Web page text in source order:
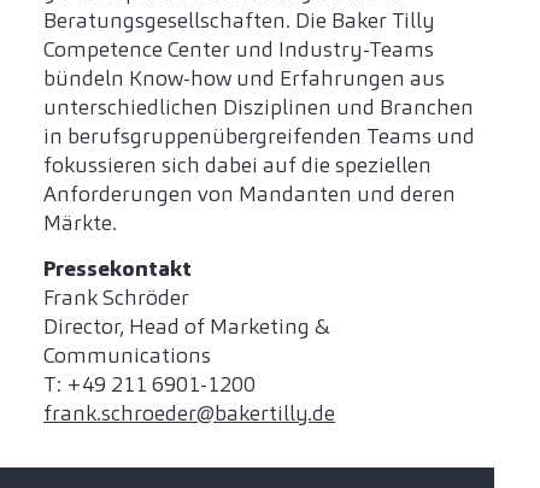
Beratungsgesellschaften. Die Baker Tilly
Competence Center und Industry-Teams
bündeln Know-how und Erfahrungen aus
unterschiedlichen Disziplinen und Branchen
in berufsgruppenübergreifenden Teams und
fokussieren sich dabei auf die speziellen
Anforderungen von Mandanten und deren
Märkte.
Pressekontakt
Frank Schröder
Director, Head of Marketing &
Communications
T: +49 211 6901-1200
frank.schroeder@bakertilly.de